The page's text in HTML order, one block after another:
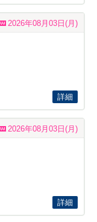
2026年08月03日(月)
詳細
2026年08月03日(月)
詳細